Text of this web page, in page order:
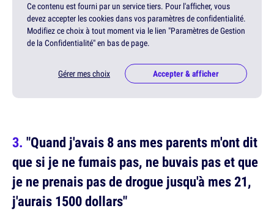
Ce contenu est fourni par un service tiers. Pour l'afficher, vous
devez accepter les cookies dans vos paramètres de confidentialité.
Modifiez ce choix à tout moment via le lien "Paramètres de Gestion
de la Confidentialité" en bas de page.
Gérer mes choix Accepter & afficher
"Quand j'avais 8 ans mes parents m'ont dit
que si je ne fumais pas, ne buvais pas et que
je ne prenais pas de drogue jusqu'à mes 21,
j'aurais 1500 dollars"